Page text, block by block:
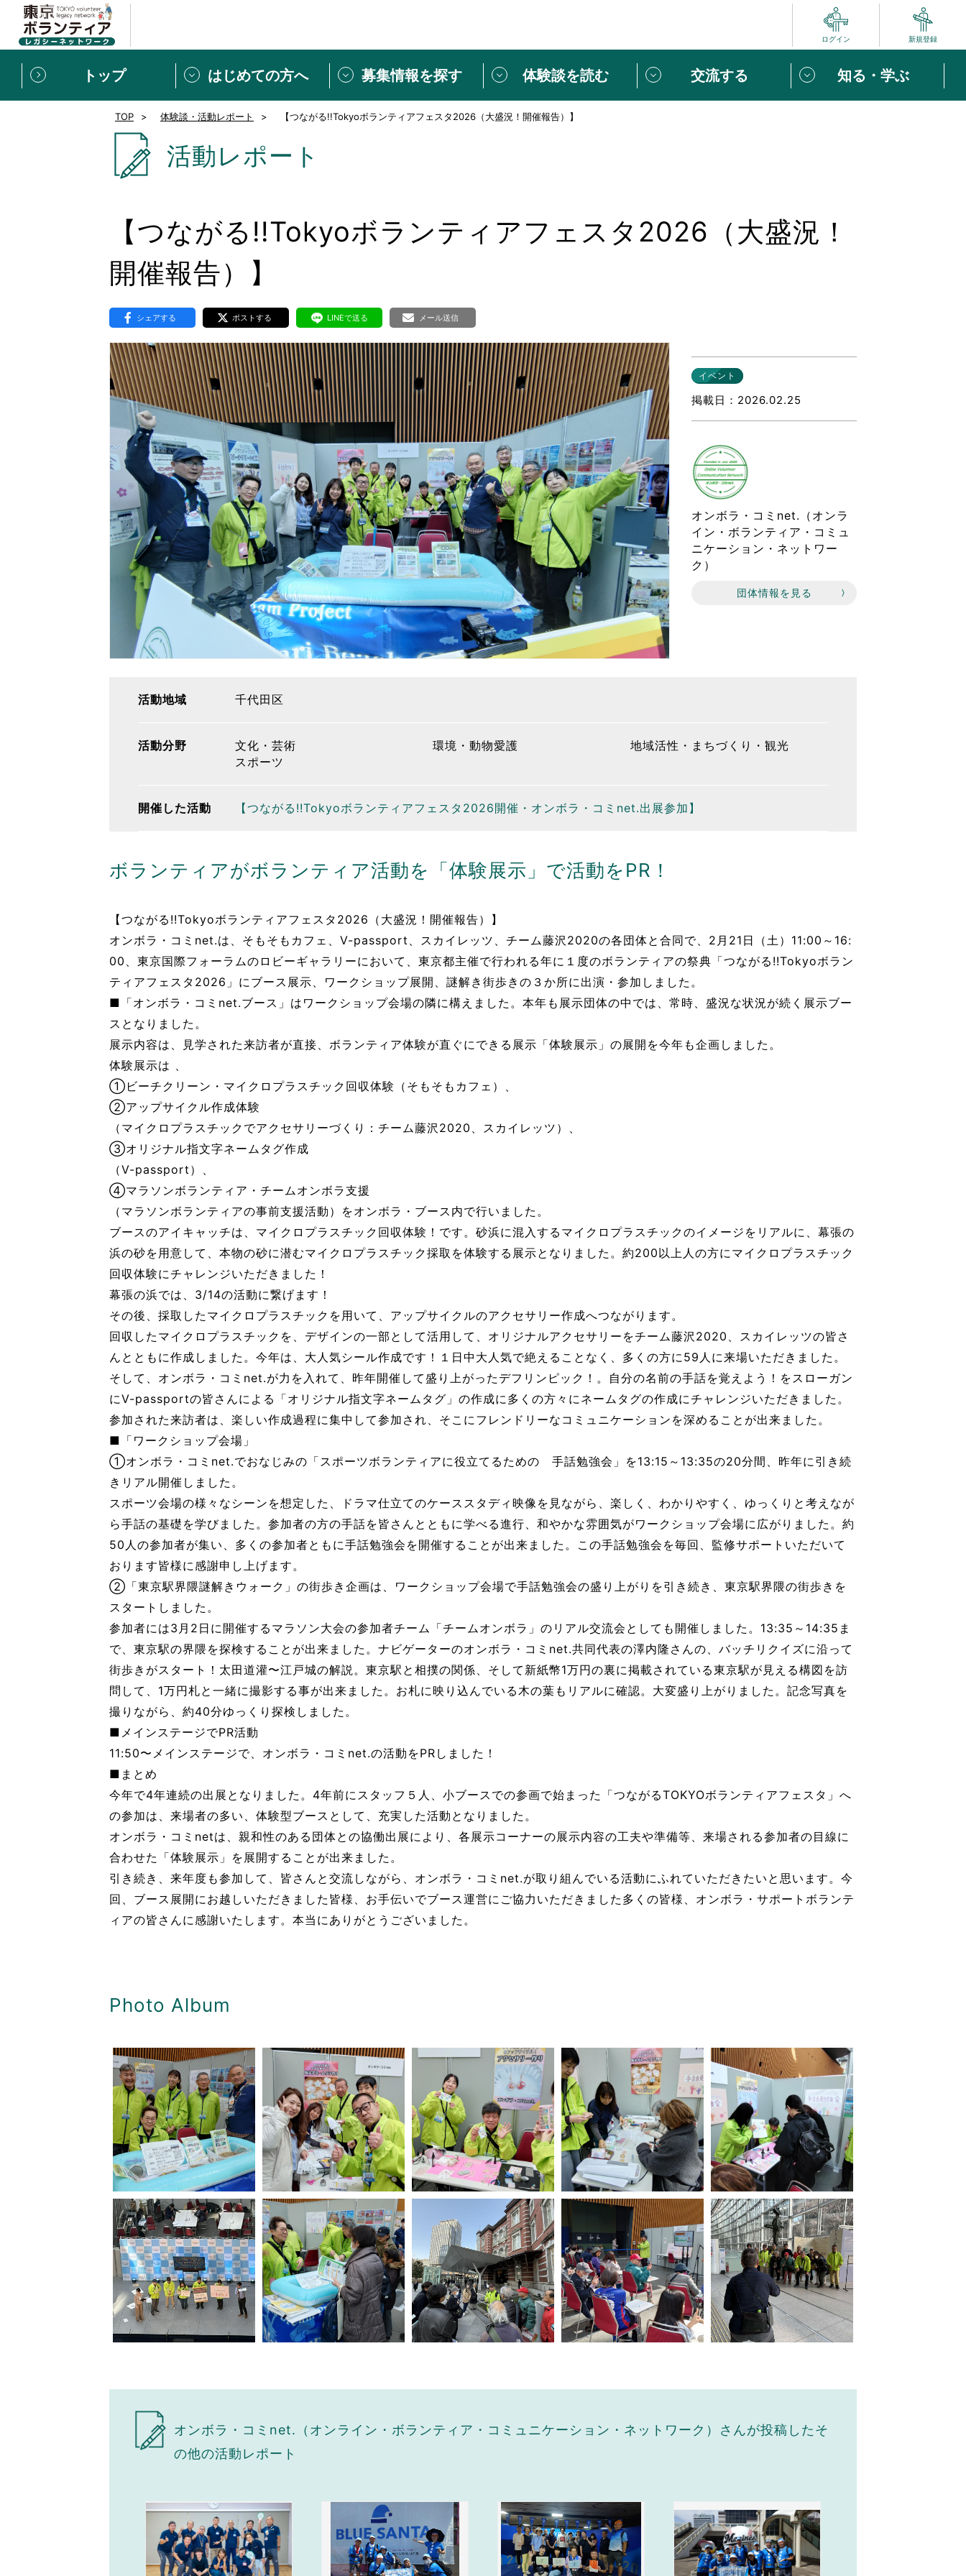
ログイン 新規登録
トップ はじめての方へ
新規登録 ボランティアをしたい方は
東京ボランティアレガシーネットワークとは ボランティアはじめての方へ
VLNポイントとは 中高生が参加できるボランティア
募集情報を探す
募集情報
体験談を読む
[個人] 体験談
交流する
ボランティアの広場
知る・学ぶ
新着記事一覧
ボランティアはじめの一歩
東京2020大会の軌跡
シティキャスト
おもてなし語学ボランティア
ボランティア関連ニュース（外部記事）
TOP 体験談・活動レポート 【つながる!!Tokyoボランティアフェスタ2026（大盛況！開催報告）】
活動レポート
【つながる!!Tokyoボランティアフェスタ2026（大盛況！
開催報告）】
シェアする ポストする LINEで送る メール送信
イベント
掲載日 2026.02.25
オンボラ・コミnet.（オンラ
イン・ボランティア・コミュ
ニケーション・ネットワー
ク）
団体情報を見る
活動地域 千代田区
活動分野 文化・芸術 環境・動物愛護
地域活性・まちづくり・観光
スポーツ
開催した活動 【つながる!!Tokyoボランティアフェスタ2026開催・オンボラ・コミnet.出展参加】
ボランティアがボランティア活動を「体験展示」で活動をPR！
【つながる!!Tokyoボランティアフェスタ2026（大盛況！開催報告）】
オンボラ・コミnet.は、そもそもカフェ、V-passport、スカイレッツ、チーム藤沢2020の各団体と合同で、2月21日（土）11:00～16:
00、東京国際フォーラムのロビーギャラリーにおいて、東京都主催で行われる年に１度のボランティアの祭典「つながる!!Tokyoボラン
ティアフェスタ2026」にブース展示、ワークショップ展開、謎解き街歩きの３か所に出演・参加しました。
■「オンボラ・コミnet.ブース」はワークショップ会場の隣に構えました。本年も展示団体の中では、常時、盛況な状況が続く展示ブー
スとなりました。
展示内容は、見学された来訪者が直接、ボランティア体験が直ぐにできる展示「体験展示」の展開を今年も企画しました。
体験展示は 、
①ビーチクリーン・マイクロプラスチック回収体験（そもそもカフェ）、
②アップサイクル作成体験
（マイクロプラスチックでアクセサリーづくり：チーム藤沢2020、スカイレッツ）、
③オリジナル指文字ネームタグ作成
（V-passport）、
④マラソンボランティア・チームオンボラ支援
（マラソンボランティアの事前支援活動）をオンボラ・ブース内で行いました。
ブースのアイキャッチは、マイクロプラスチック回収体験！です。砂浜に混入するマイクロプラスチックのイメージをリアルに、幕張の
浜の砂を用意して、本物の砂に潜むマイクロプラスチック採取を体験する展示となりました。約200以上人の方にマイクロプラスチック
回収体験にチャレンジいただきました！
幕張の浜では、3/14の活動に繋げます！
その後、採取したマイクロプラスチックを用いて、アップサイクルのアクセサリー作成へつながります。
回収したマイクロプラスチックを、デザインの一部として活用して、オリジナルアクセサリーをチーム藤沢2020、スカイレッツの皆さ
んとともに作成しました。今年は、大人気シール作成です！１日中大人気で絶えることなく、多くの方に59人に来場いただきました。
そして、オンボラ・コミnet.が力を入れて、昨年開催して盛り上がったデフリンピック！。自分の名前の手話を覚えよう！をスローガン
にV-passportの皆さんによる「オリジナル指文字ネームタグ」の作成に多くの方々にネームタグの作成にチャレンジいただきました。
参加された来訪者は、楽しい作成過程に集中して参加され、そこにフレンドリーなコミュニケーションを深めることが出来ました。
■「ワークショップ会場」
①オンボラ・コミnet.でおなじみの「スポーツボランティアに役立てるための 手話勉強会」を13:15～13:35の20分間、昨年に引き続
きリアル開催しました。
スポーツ会場の様々なシーンを想定した、ドラマ仕立てのケーススタディ映像を見ながら、楽しく、わかりやすく、ゆっくりと考えなが
ら手話の基礎を学びました。参加者の方の手話を皆さんとともに学べる進行、和やかな雰囲気がワークショップ会場に広がりました。約
50人の参加者が集い、多くの参加者ともに手話勉強会を開催することが出来ました。この手話勉強会を毎回、監修サポートいただいて
おります皆様に感謝申し上げます。
②「東京駅界隈謎解きウォーク」の街歩き企画は、ワークショップ会場で手話勉強会の盛り上がりを引き続き、東京駅界隈の街歩きを
スタートしました。
参加者には3月2日に開催するマラソン大会の参加者チーム「チームオンボラ」のリアル交流会としても開催しました。13:35～14:35ま
で、東京駅の界隈を探検することが出来ました。ナビゲーターのオンボラ・コミnet.共同代表の澤内隆さんの、バッチリクイズに沿って
街歩きがスタート！太田道灌〜江戸城の解説。東京駅と相撲の関係、そして新紙幣1万円の裏に掲載されている東京駅が見える構図を訪
問して、1万円札と一緒に撮影する事が出来ました。お札に映り込んでいる木の葉もリアルに確認。大変盛り上がりました。記念写真を
撮りながら、約40分ゆっくり探検しました。
■メインステージでPR活動
11:50〜メインステージで、オンボラ・コミnet.の活動をPRしました！
■まとめ
今年で4年連続の出展となりました。4年前にスタッフ５人、小ブースでの参画で始まった「つながるTOKYOボランティアフェスタ」へ
の参加は、来場者の多い、体験型ブースとして、充実した活動となりました。
オンボラ・コミnetは、親和性のある団体との協働出展により、各展示コーナーの展示内容の工夫や準備等、来場される参加者の目線に
合わせた「体験展示」を展開することが出来ました。
引き続き、来年度も参加して、皆さんと交流しながら、オンボラ・コミnet.が取り組んでいる活動にふれていただきたいと思います。今
回、ブース展開にお越しいただきました皆様、お手伝いでブース運営にご協力いただきました多くの皆様、オンボラ・サポートボランテ
ィアの皆さんに感謝いたします。本当にありがとうございました。
Photo Album
オンボラ・コミnet.（オンライン・ボランティア・コミュニケーション・ネットワーク）さんが投稿したそ
の他の活動レポート